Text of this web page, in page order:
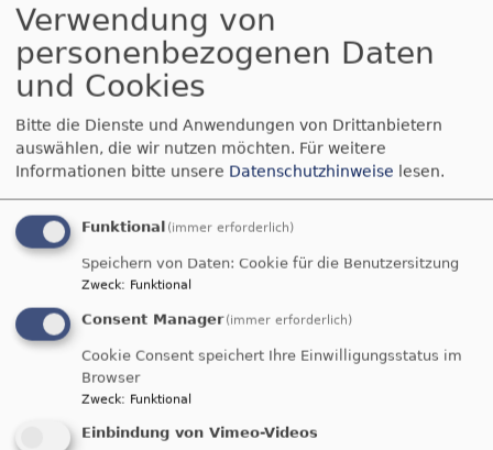
Bildrechte T. Bärschneider
Die katholische und die zwei evangelischen
Kirchengemeinde(n) im Markt Wendelstein
haben sich im Jahr 2000 zu einer
kontinuierlichen Zusammenarbeit
verpflichtet, die gegenwärtig etwa 12
gemeinsame Veranstaltungen im Jahr
umfasst.
Verwendung von
personenbezogenen Daten
und Cookies
Bitte die Dienste und Anwendungen von Drittanbietern
auswählen, die wir nutzen möchten. Für weitere
Informationen bitte unsere Datenschutzhinweise lesen.
Funktional (immer erforderlich)
Speichern von Daten: Cookie für die Benutzersitzung
Zweck: Funktional
Consent Manager (immer erforderlich)
Cookie Consent speichert Ihre Einwilligungsstatus im
Browser
Zweck: Funktional
Einbindung von Vimeo-Videos